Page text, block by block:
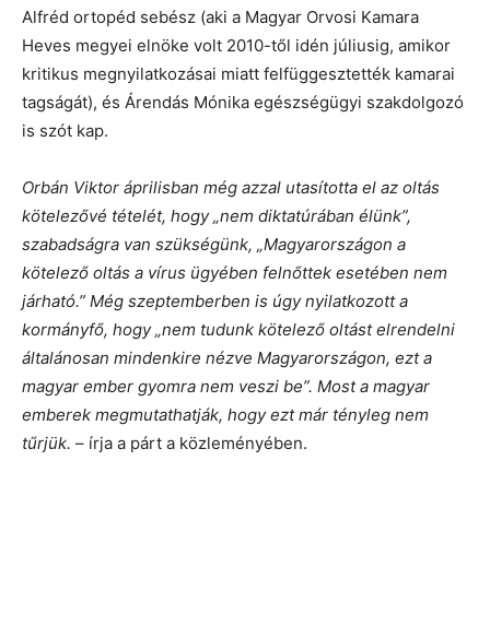
Alfréd ortopéd sebész (aki a Magyar Orvosi Kamara
Heves megyei elnöke volt 2010-től idén júliusig, amikor
kritikus megnyilatkozásai miatt felfüggesztették kamarai
tagságát), és Árendás Mónika egészségügyi szakdolgozó
is szót kap.
Orbán Viktor áprilisban még azzal utasította el az oltás
kötelezővé tételét, hogy „nem diktatúrában élünk”,
szabadságra van szükségünk, „Magyarországon a
kötelező oltás a vírus ügyében felnőttek esetében nem
járható.” Még szeptemberben is úgy nyilatkozott a
kormányfő, hogy „nem tudunk kötelező oltást elrendelni
általánosan mindenkire nézve Magyarországon, ezt a
magyar ember gyomra nem veszi be”. Most a magyar
emberek megmutathatják, hogy ezt már tényleg nem
tűrjük. – írja a párt a közleményében.